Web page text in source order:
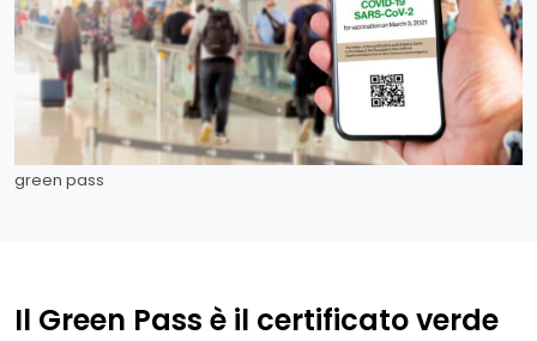
green pass
Il Green Pass è il certificato verde